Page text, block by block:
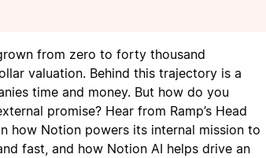
from zero to forty thousand
valuation. Behind this trajectory is a
time and money. But how do you
promise? Hear from Ramp’s Head
how Notion powers its internal mission to
fast, and how Notion AI helps drive an